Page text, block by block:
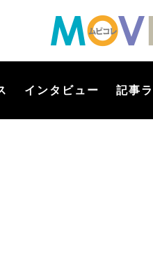
インタビュー 記事